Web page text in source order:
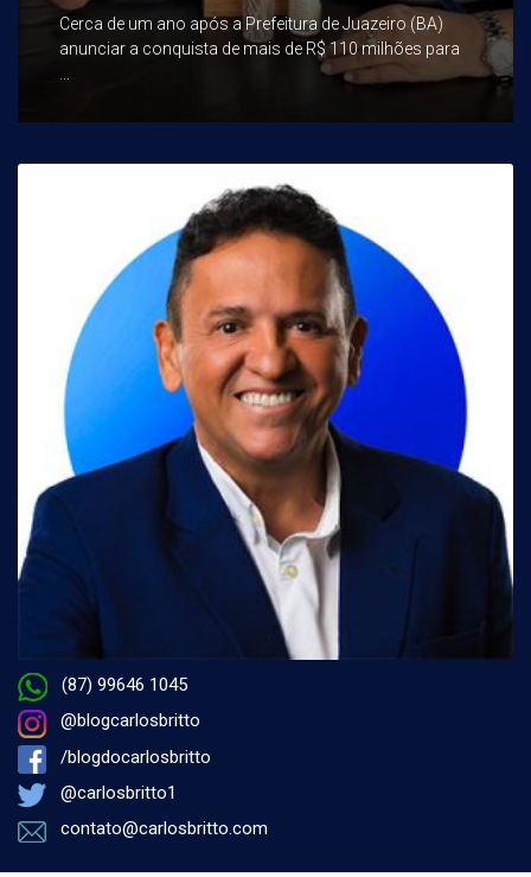
Cerca de um ano após a Prefeitura de Juazeiro (BA)
anunciar a conquista de mais de R$ 110 milhões para
(87) 99646 1045
@blogcarlosbritto
/blogdocarlosbritto
@carlosbritto1
contato@carlosbritto.com